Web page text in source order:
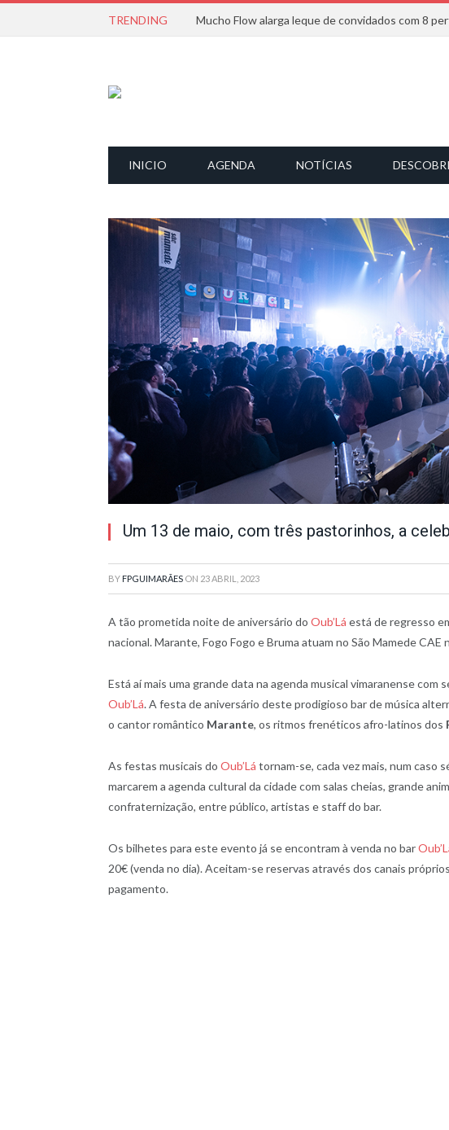
TRENDING
INICIO AGENDA NOTÍCIAS
Um 13 de maio, com três pastorinhos, a
BY FPGUIMARÃES ON 23 ABRIL, 2023
A tão prometida noite de aniversário do Oub’Lá está de regresso
nacional. Marante, Fogo Fogo e Bruma atuam no São Mamede CAE
Está aí mais uma grande data na agenda musical vimaranense
Oub’Lá. A festa de aniversário deste prodigioso bar de música
o cantor romântico Marante, os ritmos frenéticos afro-latinos dos
As festas musicais do Oub’Lá tornam-se, cada vez mais, num caso
marcarem a agenda cultural da cidade com salas cheias, grande
confraternização, entre público, artistas e staff do bar.
Os bilhetes para este evento já se encontram à venda no bar
20€ (venda no dia). Aceitam-se reservas através dos canais
pagamento.